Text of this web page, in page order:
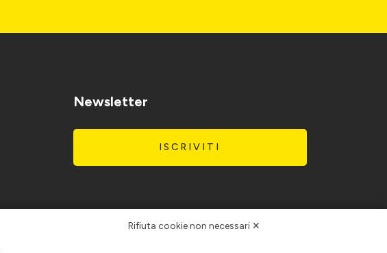
Newsletter
ISCRIVITI
Rifiuta cookie non necessari ✕